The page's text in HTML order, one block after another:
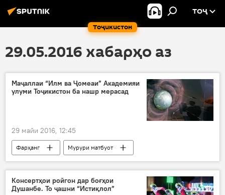
Тоҷикистон
ТОҶ
29.05.2016 хабарҳо аз
Маҷаллаи “Илм ва Ҷомеаи” Академияи
улуми Тоҷикистон ба нашр мерасад
29 майи 2016, 12:45
Фарҳанг
Мурури матбуот
Дар Тоҷикистон
Ҳамаи хабарҳо
Фарҳод Раҳимӣ
нашри маҷалла
Консертҳои ройгон дар боғҳои
Душанбе. То ҷашни “Истиқлол”